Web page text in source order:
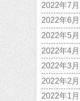
2022年7月
2022年6月
2022年5月
2022年4月
2022年3月
2022年2月
2022年1月